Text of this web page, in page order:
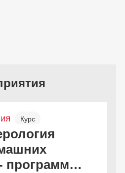
Курс
Бесплатно
программа